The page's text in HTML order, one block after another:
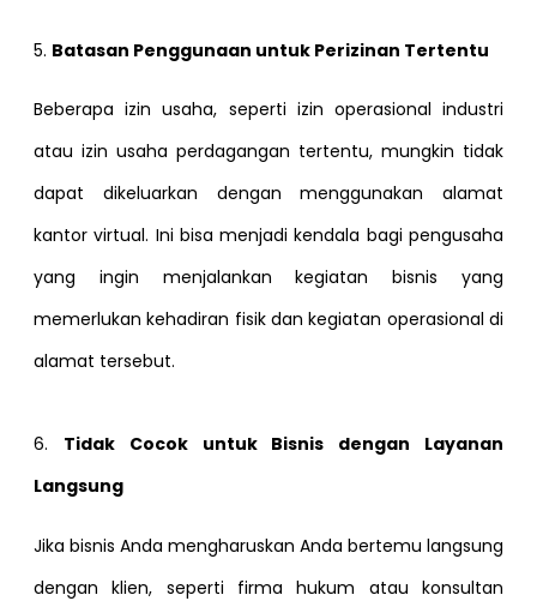
5. Batasan Penggunaan untuk Perizinan Tertentu
Beberapa izin usaha, seperti izin operasional industri
atau izin usaha perdagangan tertentu, mungkin tidak
dapat dikeluarkan dengan menggunakan alamat
kantor virtual. Ini bisa menjadi kendala bagi pengusaha
yang ingin menjalankan kegiatan bisnis yang
memerlukan kehadiran fisik dan kegiatan operasional di
alamat tersebut.
6. Tidak Cocok untuk Bisnis dengan Layanan
Langsung
Jika bisnis Anda mengharuskan Anda bertemu langsung
dengan klien, seperti firma hukum atau konsultan